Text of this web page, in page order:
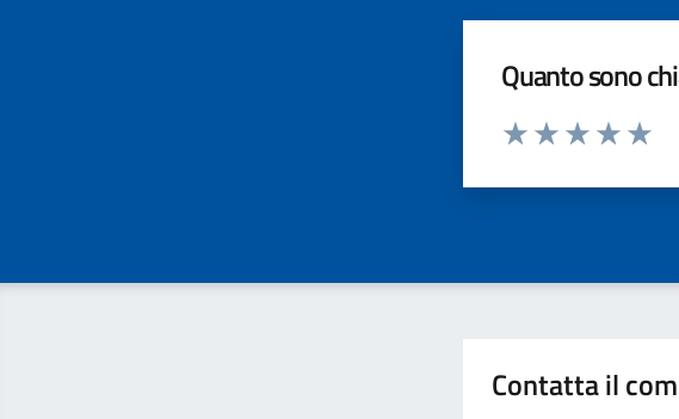
Quanto sono
Valuta da 1 a 5 stelle la
Contatta il